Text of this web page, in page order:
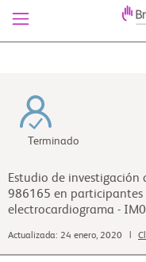
Terminado
Estudio de investigación
986165 en participantes
electrocardiograma -
Actualizada: 24 enero, 2020 |